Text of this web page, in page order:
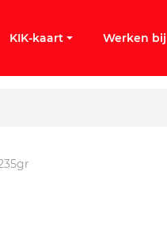
KIK-kaart Werken bij